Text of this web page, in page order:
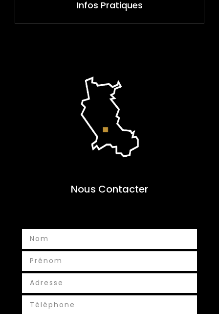
Infos Pratiques
Nous Contacter